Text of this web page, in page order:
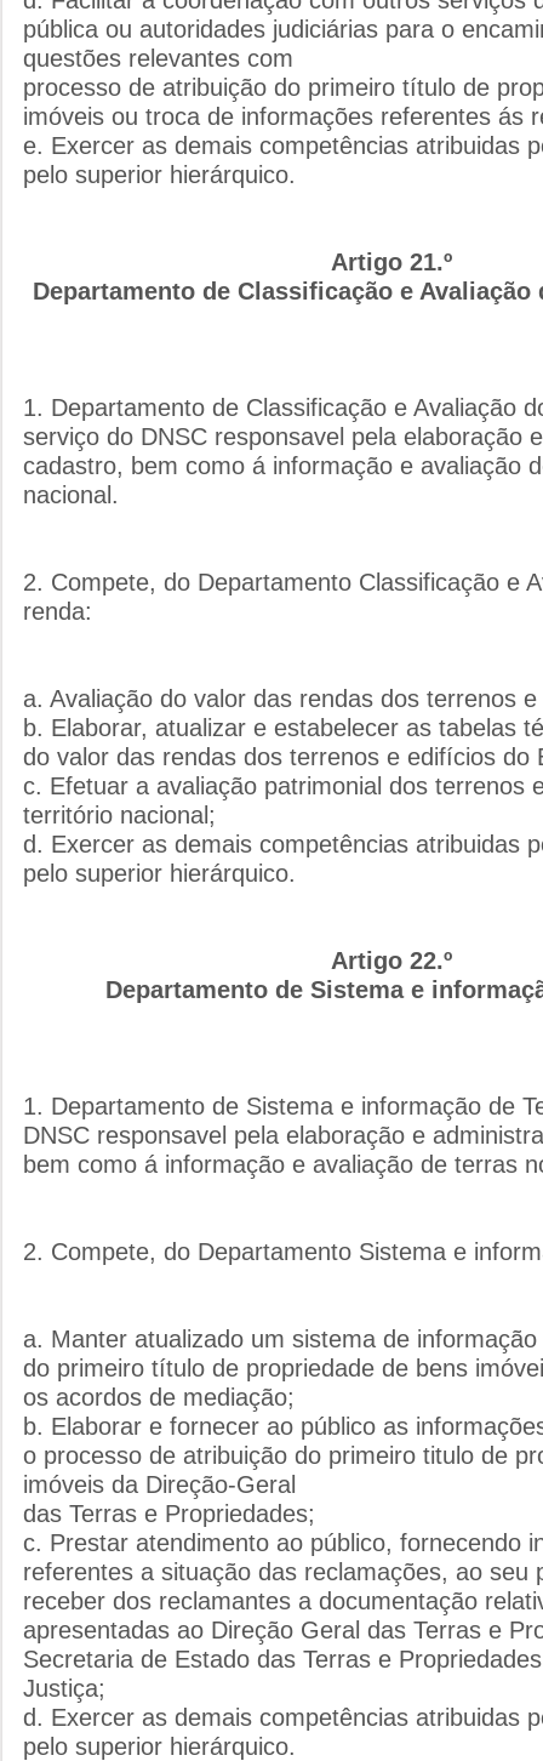
pública ou autoridades judiciárias para o
questões relevantes com
processo de atribuição do primeiro título de
imóveis ou troca de informações referentes ás
e. Exercer as demais competências atribuidas
pelo superior hierárquico.
Artigo 21.º
Departamento de Classificação e Avaliação
1. Departamento de Classificação e Avaliação
serviço do DNSC responsavel pela elaboração
cadastro, bem como á informação e avaliação
nacional.
2. Compete, do Departamento Classificação e
renda:
a. Avaliação do valor das rendas dos terrenos
b. Elaborar, atualizar e estabelecer as tabelas
do valor das rendas dos terrenos e edifícios do
c. Efetuar a avaliação patrimonial dos terrenos
território nacional;
d. Exercer as demais competências atribuidas
pelo superior hierárquico.
Artigo 22.º
Departamento de Sistema e
1. Departamento de Sistema e informação de
DNSC responsavel pela elaboração e
bem como á informação e avaliação de terras
2. Compete, do Departamento Sistema e
a. Manter atualizado um sistema de
do primeiro título de propriedade de bens
os acordos de mediação;
b. Elaborar e fornecer ao público as
o processo de atribuição do primeiro titulo de
imóveis da Direção-Geral
das Terras e Propriedades;
c. Prestar atendimento ao público, fornecendo
referentes a situação das reclamações, ao seu
receber dos reclamantes a documentação
apresentadas ao Direção Geral das Terras e
Secretaria de Estado das Terras e
Justiça;
d. Exercer as demais competências atribuidas
pelo superior hierárquico.